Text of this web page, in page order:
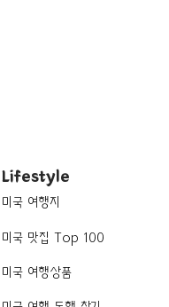
Lifestyle
미국 여행지
미국 맛집 Top 100
미국 여행상품